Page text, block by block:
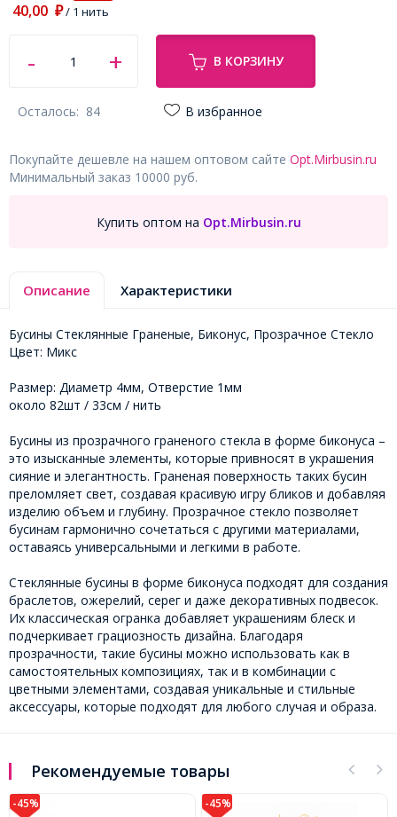
40,00 ₽/ 1 нить
В КОРЗИНУ
Осталось: 84 В избранное
Покупайте дешевле на нашем оптовом сайте Opt.Mirbusin.ru
Минимальный заказ 10000 руб.
Купить оптом на Opt.Mirbusin.ru
Описание Характеристики
Бусины Стеклянные Граненые, Биконус, Прозрачное Стекло
Цвет: Микс
Размер: Диаметр 4мм, Отверстие 1мм
около 82шт / 33см / нить
Бусины из прозрачного граненого стекла в форме биконуса –
это изысканные элементы, которые привносят в украшения
сияние и элегантность. Граненая поверхность таких бусин
преломляет свет, создавая красивую игру бликов и добавляя
изделию объем и глубину. Прозрачное стекло позволяет
бусинам гармонично сочетаться с другими материалами,
оставаясь универсальными и легкими в работе.
Стеклянные бусины в форме биконуса подходят для создания
браслетов, ожерелий, серег и даже декоративных подвесок.
Их классическая огранка добавляет украшениям блеск и
подчеркивает грациозность дизайна. Благодаря
прозрачности, такие бусины можно использовать как в
самостоятельных композициях, так и в комбинации с
цветными элементами, создавая уникальные и стильные
аксессуары, которые подходят для любого случая и образа.
Рекомендуемые товары
-45% -45%